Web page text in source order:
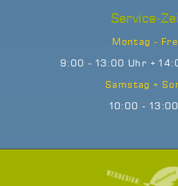
Service-
Montag -
9:00 - 13:00 Uhr +
Samstag +
10:00 -